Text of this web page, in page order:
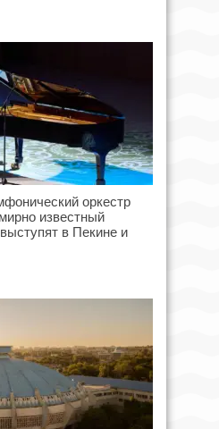
оркестр
известный
в Пекине и